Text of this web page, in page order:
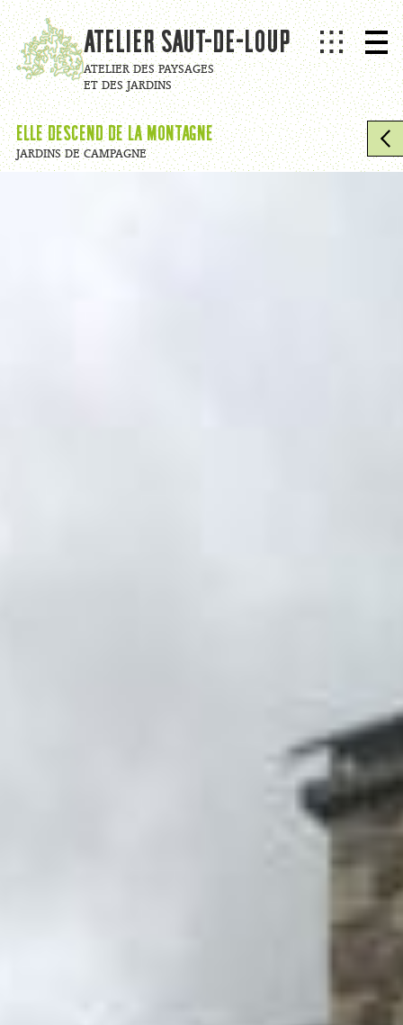
Aller au contenu
Atelier Saut-de-Loup
ATELIER DES PAYSAGES
ET DES JARDINS
Elle descend de la montagne
JARDINS DE CAMPAGNE